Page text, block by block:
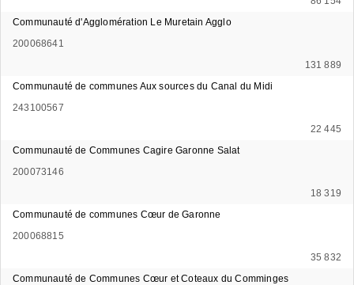
Communauté d'Agglomération Le Muretain Agglo
200068641
131 889
Communauté de communes Aux sources du Canal du Midi
243100567
22 445
Communauté de Communes Cagire Garonne Salat
200073146
18 319
Communauté de communes Cœur de Garonne
200068815
35 832
Communauté de Communes Cœur et Coteaux du Comminges